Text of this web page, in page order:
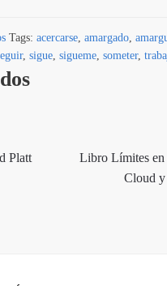
Tags: acercarse amargado
, sigue sigueme someter,
Platt
Libro Límites
Cloud y